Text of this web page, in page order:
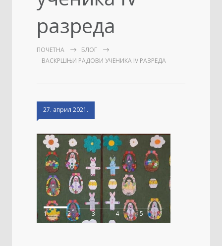
разреда
ПОЧЕТНА
БЛОГ
ВАСКРШЊИ РАДОВИ УЧЕНИКА IV РАЗРЕДА
27. април 2021.
1 2 3 4 5